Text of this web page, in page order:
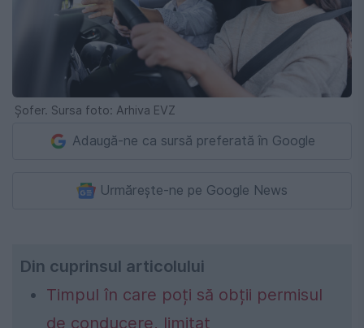
Șofer. Sursa foto: Arhiva EVZ
Adaugă-ne ca sursă preferată în Google
Urmărește-ne pe Google News
Din cuprinsul articolului
Timpul în care poți să obții permisul
de conducere, limitat